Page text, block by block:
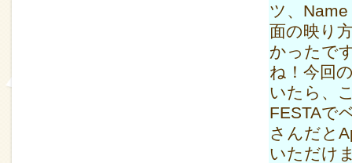
ツ、
面の映り
かったで
ね！今回
いたら、
FESTAで
さんだと
いただけ